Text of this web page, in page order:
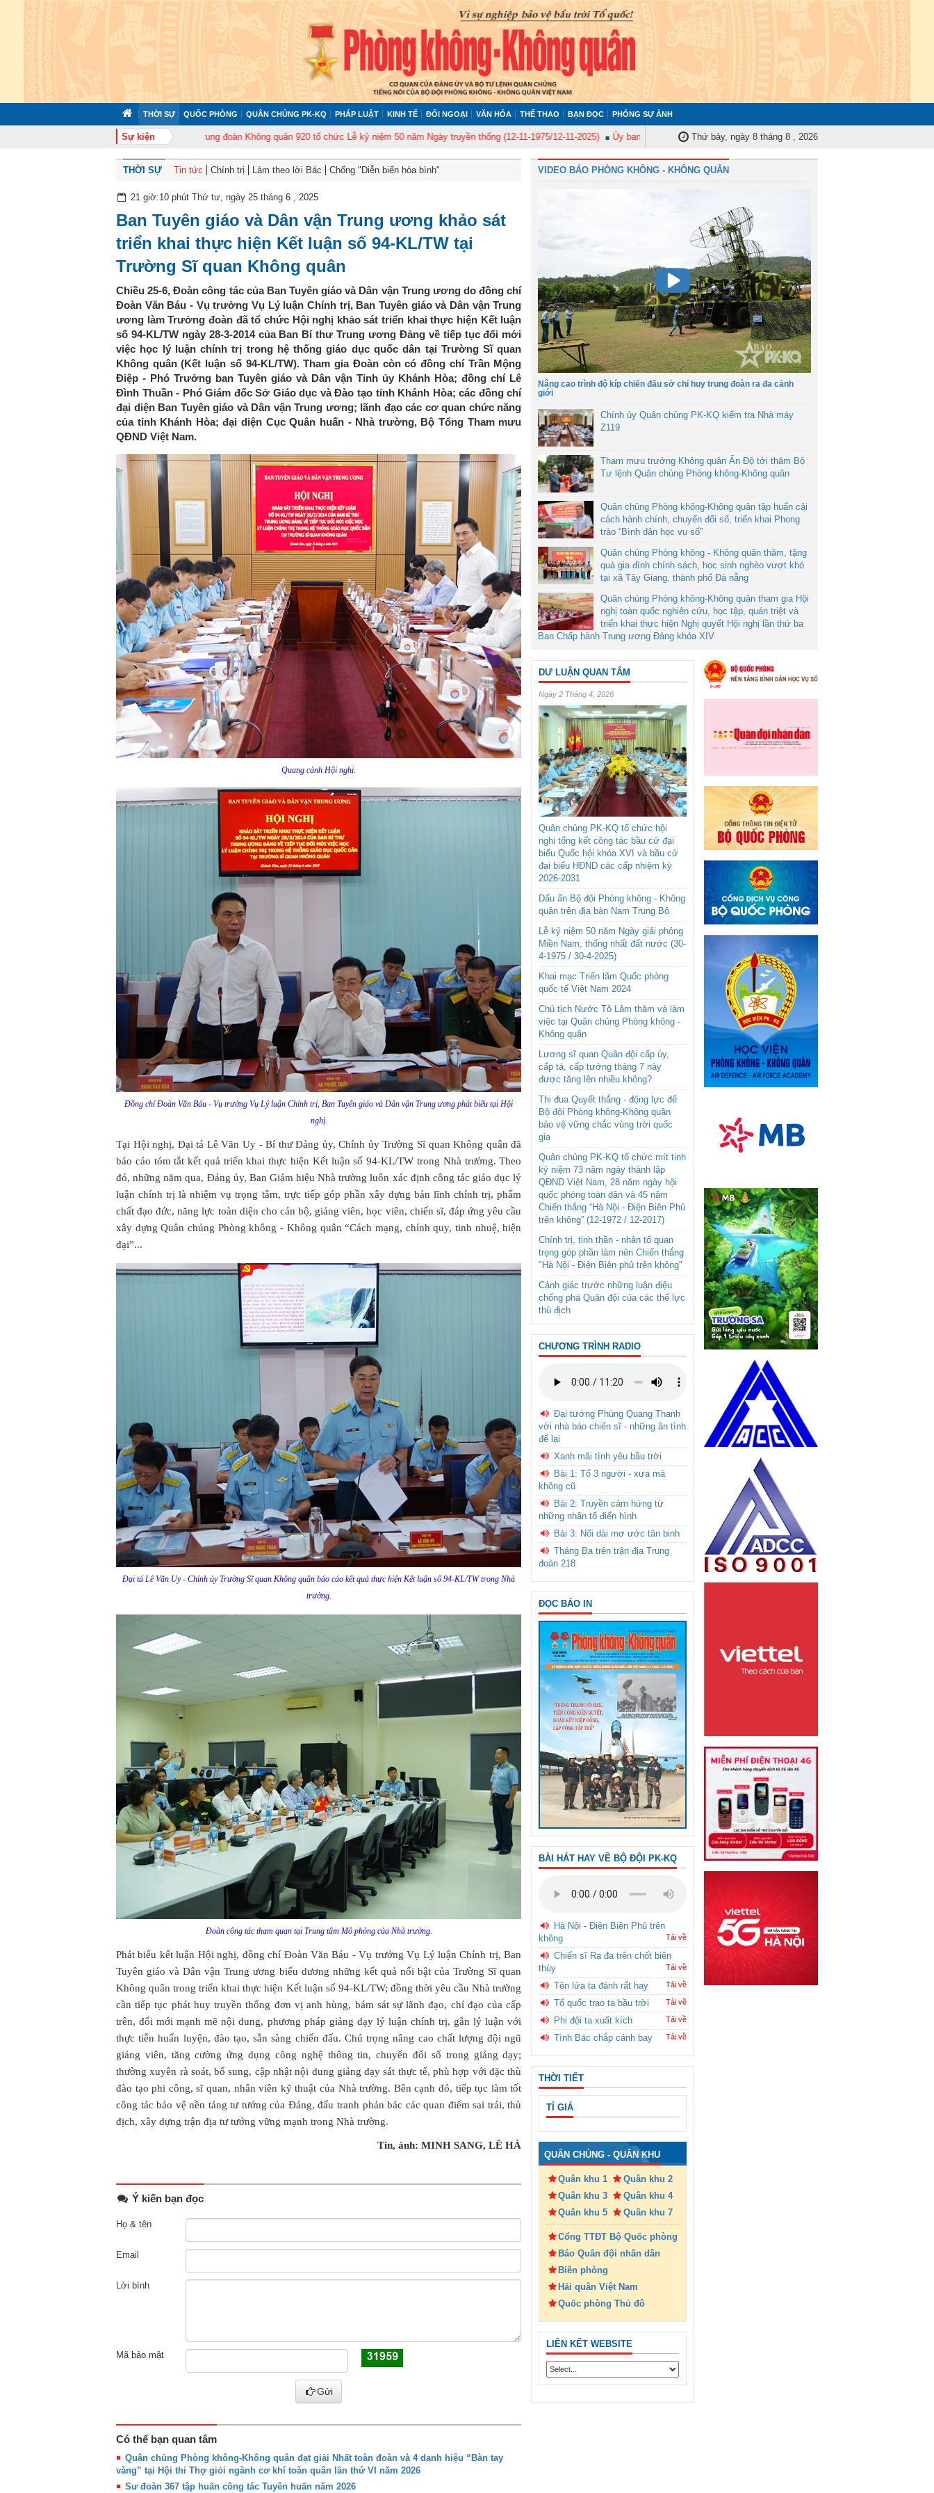
THỜI SỰ QUỐC PHÒNG QUÂN CHỦNG PK-KQ PHÁP LUẬT KINH TẾ ĐỐI NGOẠI VĂN HÓA THỂ THAO BẠN ĐỌC PHÓNG SỰ ẢNH
Sự kiện
chức tập huấn cán bộ năm 2026 Trung đoàn Không quân 920 tổ chức Lễ kỷ niệm 50 năm Ngày truyền thống (12-11-1975/12-11-2025) Ủy ban Kiểm tra Quân ủy Trung ương tập huấn nghiệp vụ công tác kiểm tra, giám sát
Thứ bảy, ngày 8 tháng 8 , 2026
THỜI SỰ Tin tức Chính trị Làm theo lời Bác Chống "Diễn biến hòa bình"
21 giờ:10 phút Thứ tư, ngày 25 tháng 6 , 2025
Ban Tuyên giáo và Dân vận Trung ương khảo sát
triển khai thực hiện Kết luận số 94-KL/TW tại
Trường Sĩ quan Không quân
Chiều 25-6, Đoàn công tác của Ban Tuyên giáo và Dân vận Trung ương do đồng chí
Đoàn Văn Báu - Vụ trưởng Vụ Lý luận Chính trị, Ban Tuyên giáo và Dân vận Trung
ương làm Trưởng đoàn đã tổ chức Hội nghị khảo sát triển khai thực hiện Kết luận
số 94-KL/TW ngày 28-3-2014 của Ban Bí thư Trung ương Đảng về tiếp tục đổi mới
việc học lý luận chính trị trong hệ thống giáo dục quốc dân tại Trường Sĩ quan
Không quân (Kết luận số 94-KL/TW). Tham gia Đoàn còn có đồng chí Trần Mộng
Điệp - Phó Trưởng ban Tuyên giáo và Dân vận Tỉnh ủy Khánh Hòa; đồng chí Lê
Đình Thuần - Phó Giám đốc Sở Giáo dục và Đào tạo tỉnh Khánh Hòa; các đồng chí
đại diện Ban Tuyên giáo và Dân vận Trung ương; lãnh đạo các cơ quan chức năng
của tỉnh Khánh Hòa; đại diện Cục Quân huấn - Nhà trường, Bộ Tổng Tham mưu
QĐND Việt Nam.
Quang cảnh Hội nghị.
Đồng chí Đoàn Văn Báu - Vụ trưởng Vụ Lý luận Chính trị, Ban Tuyên giáo và Dân vận Trung ương phát biểu tại Hội
nghị.
Tại Hội nghị, Đại tá Lê Văn Uy - Bí thư Đảng ủy, Chính ủy Trường Sĩ quan Không quân đã
báo cáo tóm tắt kết quả triển khai thực hiện Kết luận số 94-KL/TW trong Nhà trường. Theo
đó, những năm qua, Đảng ủy, Ban Giám hiệu Nhà trường luôn xác định công tác giáo dục lý
luận chính trị là nhiệm vụ trọng tâm, trực tiếp góp phần xây dựng bản lĩnh chính trị, phẩm
chất đạo đức, năng lực toàn diện cho cán bộ, giảng viên, học viên, chiến sĩ, đáp ứng yêu cầu
xây dựng Quân chủng Phòng không - Không quân “Cách mạng, chính quy, tinh nhuệ, hiện
đại”...
Đại tá Lê Văn Uy - Chính ủy Trường Sĩ quan Không quân báo cáo kết quả thực hiện Kết luận số 94-KL/TW trong Nhà
trường.
Đoàn công tác tham quan tại Trung tâm Mô phỏng của Nhà trường.
Phát biểu kết luận Hội nghị, đồng chí Đoàn Văn Báu - Vụ trưởng Vụ Lý luận Chính trị, Ban
Tuyên giáo và Dân vận Trung ương biểu dương những kết quả nổi bật của Trường Sĩ quan
Không quân trong triển khai thực hiện Kết luận số 94-KL/TW; đồng thời yêu cầu Nhà trường
cần tiếp tục phát huy truyền thống đơn vị anh hùng, bám sát sự lãnh đạo, chỉ đạo của cấp
trên, đổi mới mạnh mẽ nội dung, phương pháp giảng dạy lý luận chính trị, gắn lý luận với
thực tiễn huấn luyện, đào tạo, sẵn sàng chiến đấu. Chú trọng nâng cao chất lượng đội ngũ
giảng viên, tăng cường ứng dụng công nghệ thông tin, chuyển đổi số trong giảng dạy;
thường xuyên rà soát, bổ sung, cập nhật nội dung giảng dạy sát thực tế, phù hợp với đặc thù
đào tạo phi công, sĩ quan, nhân viên kỹ thuật của Nhà trường. Bên cạnh đó, tiếp tục làm tốt
công tác bảo vệ nền tảng tư tưởng của Đảng, đấu tranh phản bác các quan điểm sai trái, thù
địch, xây dựng trận địa tư tưởng vững mạnh trong Nhà trường.
Tin, ảnh: MINH SANG, LÊ HÀ
Ý kiến bạn đọc
Họ & tên
Email
Lời bình
Mã bảo mật
Gửi
Có thể bạn quan tâm
Quân chủng Phòng không-Không quân đạt giải Nhất toàn đoàn và 4 danh hiệu “Bàn tay
vàng” tại Hội thi Thợ giỏi ngành cơ khí toàn quân lần thứ VI năm 2026
Sư đoàn 367 tập huấn công tác Tuyên huấn năm 2026
VIDEO BÁO PHÒNG KHÔNG - KHÔNG QUÂN
Nâng cao trình độ kíp chiến đấu sở chỉ huy trung đoàn ra đa cảnh
giới
Chính ủy Quân chủng PK-KQ kiểm tra Nhà máy
Z119
Tham mưu trưởng Không quân Ấn Độ tới thăm Bộ
Tư lệnh Quân chủng Phòng không-Không quân
Quân chủng Phòng không-Không quân tập huấn cải
cách hành chính, chuyển đổi số, triển khai Phong
trào “Bình dân học vụ số”
Quân chủng Phòng không - Không quân thăm, tặng
quà gia đình chính sách, học sinh nghèo vượt khó
tại xã Tây Giang, thành phố Đà nẵng
Quân chủng Phòng không-Không quân tham gia Hội
nghị toàn quốc nghiên cứu, học tập, quán triệt và
triển khai thực hiện Nghị quyết Hội nghị lần thứ ba
Ban Chấp hành Trung ương Đảng khóa XIV
DƯ LUẬN QUAN TÂM
Ngày 2 Tháng 4, 2026
Quân chủng PK-KQ tổ chức hội
nghị tổng kết công tác bầu cử đại
biểu Quốc hội khóa XVI và bầu cử
đại biểu HĐND các cấp nhiệm kỳ
2026-2031
Dấu ấn Bộ đội Phòng không - Không
quân trên địa bàn Nam Trung Bộ
Lễ kỷ niệm 50 năm Ngày giải phóng
Miền Nam, thống nhất đất nước (30-
4-1975 / 30-4-2025)
Khai mạc Triển lãm Quốc phòng
quốc tế Việt Nam 2024
Chủ tịch Nước Tô Lâm thăm và làm
việc tại Quân chủng Phòng không -
Không quân
Lương sĩ quan Quân đội cấp úy,
cấp tá, cấp tướng tháng 7 này
được tăng lên nhiều không?
Thi đua Quyết thắng - động lực để
Bộ đội Phòng không-Không quân
bảo vệ vững chắc vùng trời quốc
gia
Quân chủng PK-KQ tổ chức mít tinh
kỷ niệm 73 năm ngày thành lập
QĐND Việt Nam, 28 năm ngày hội
quốc phòng toàn dân và 45 năm
Chiến thắng “Hà Nội - Điện Biên Phủ
trên không” (12-1972 / 12-2017)
Chính trị, tinh thần - nhân tố quan
trọng góp phần làm nên Chiến thắng
"Hà Nội - Điện Biên phủ trên không"
Cảnh giác trước những luận điệu
chống phá Quân đội của các thế lực
thù địch
CHƯƠNG TRÌNH RADIO
Đại tướng Phùng Quang Thanh
với nhà báo chiến sĩ - những ân tình
để lại
Xanh mãi tình yêu bầu trời
Bài 1: Tổ 3 người - xưa mà
không cũ
Bài 2: Truyền cảm hứng từ
những nhân tố điển hình
Bài 3: Nối dài mơ ước tân binh
Tháng Ba trên trận địa Trung
đoàn 218
ĐỌC BÁO IN
BÀI HÁT HAY VỀ BỘ ĐỘI PK-KQ
Hà Nội - Điện Biên Phủ trên
không
Tải về
Chiến sĩ Ra đa trên chốt biên
thùy
Tải về
Tên lửa ta đánh rất hay Tải về
Tổ quốc trao ta bầu trời Tải về
Phi đội ta xuất kích Tải về
Tình Bác chắp cánh bay Tải về
THỜI TIẾT
TỈ GIÁ
QUÂN CHỦNG - QUÂN KHU
Quân khu 1
Quân khu 2
Quân khu 3
Quân khu 4
Quân khu 5
Quân khu 7
Cổng TTĐT Bộ Quốc phòng
Báo Quân đội nhân dân
Biên phòng
Hải quân Việt Nam
Quốc phòng Thủ đô
LIÊN KẾT WEBSITE